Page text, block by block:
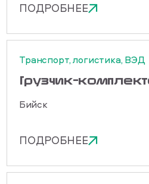
ПОДРОБНЕЕ
Транспорт, логистика, ВЭД
Грузчик-
Бийск
ПОДРОБНЕЕ